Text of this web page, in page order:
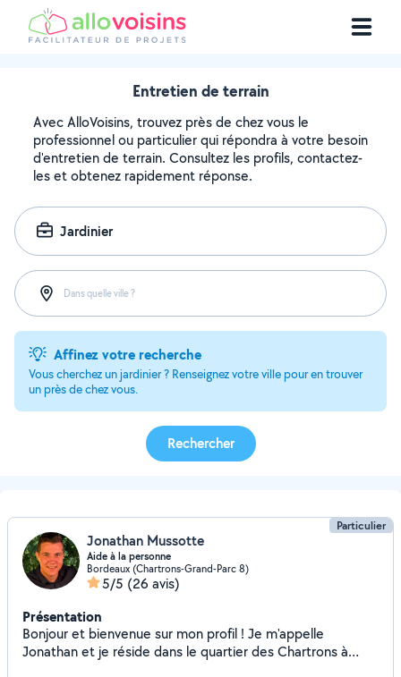
Entretien de terrain
Avec AlloVoisins, trouvez près de chez vous le
professionnel ou particulier qui répondra à votre besoin
d'entretien de terrain. Consultez les profils, contactez-
les et obtenez rapidement réponse.
Jardinier
Dans quelle ville ?
Affinez votre recherche
Vous cherchez un jardinier ? Renseignez votre ville pour en trouver
un près de chez vous.
Rechercher
Particulier
Jonathan Mussotte
Aide à la personne
Bordeaux (Chartrons-Grand-Parc 8)
5/5 (26 avis)
Présentation
Bonjour et bienvenue sur mon profil ! Je m'appelle
Jonathan et je réside dans le quartier des Chartrons à